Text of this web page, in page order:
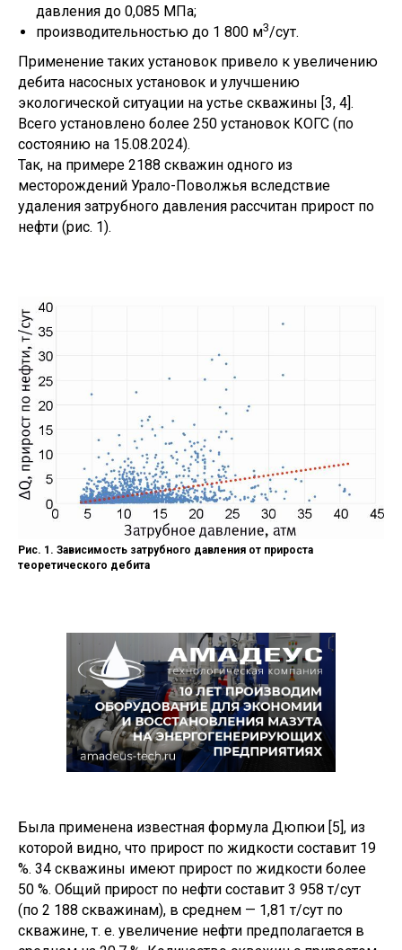
давления до 0,085 МПа;
производительностью до 1 800 м3/сут.
Применение таких установок привело к увеличению
дебита насосных установок и улучшению
экологической ситуации на устье скважины [3, 4].
Всего установлено более 250 установок КОГС (по
состоянию на 15.08.2024).
Так, на примере 2188 скважин одного из
месторождений Урало-Поволжья вследствие
удаления затрубного давления рассчитан прирост по
нефти (рис. 1).
Рис. 1. Зависимость затрубного давления от прироста
теоретического дебита
Была применена известная формула Дюпюи [5], из
которой видно, что прирост по жидкости составит 19
%. 34 скважины имеют прирост по жидкости более
50 %. Общий прирост по нефти составит 3 958 т/сут
(по 2 188 скважинам), в среднем — 1,81 т/сут по
скважине, т. е. увеличение нефти предполагается в